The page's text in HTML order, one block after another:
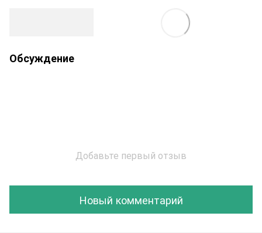
Обсуждение
Добавьте первый отзыв
Новый комментарий